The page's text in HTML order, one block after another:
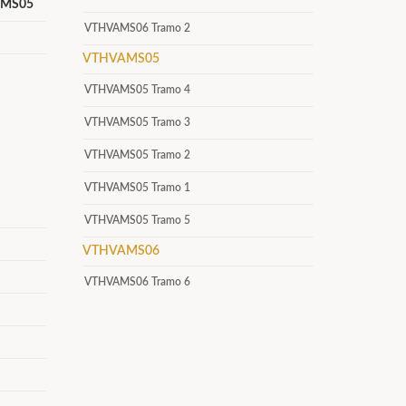
VTHVAMS06 Tramo 2
VTHVAMS05
VTHVAMS05 Tramo 4
VTHVAMS05 Tramo 3
VTHVAMS05 Tramo 2
VTHVAMS05 Tramo 1
VTHVAMS05 Tramo 5
VTHVAMS06
VTHVAMS06 Tramo 6